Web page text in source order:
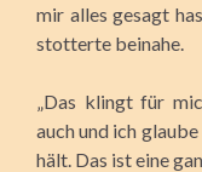
mir alles gesagt
stotterte beinahe.
„Das klingt für
auch und ich
hält. Das ist eine